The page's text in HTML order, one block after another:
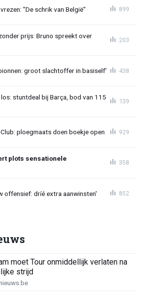
"De schrik van België" 899
prijs: Bruno spreekt over
203
groot slachtoffer in basiself' 438
stuntdeal bij Barça, bod van 115
139
ploegmaats doen boekje open 929
plots sensationele
358
offensief: dríé extra aanwinsten' 852
moet Tour onmiddellijk verlaten na
strijd